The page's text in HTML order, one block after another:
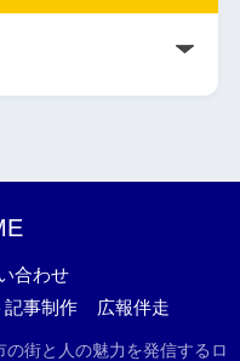
合わせ
記事制作
広報伴走
街と人の魅力を発信するロ